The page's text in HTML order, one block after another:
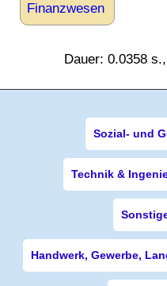
Finanzwesen
Dauer: 0.0358
Sozial- und
Technik &
Handwerk, Gewerbe,